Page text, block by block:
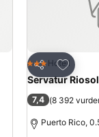
Del
Legg til
3 Stjerner
Hotell
Servatur Riosol
7,4 (8 392
Puerto Rico,